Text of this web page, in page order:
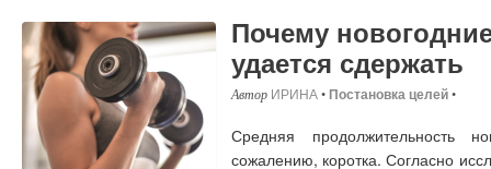
Почему
удается сдержать
ИРИНА•Постановка целей•
Средняя продолжительность
сожалению, коротка. Согласно